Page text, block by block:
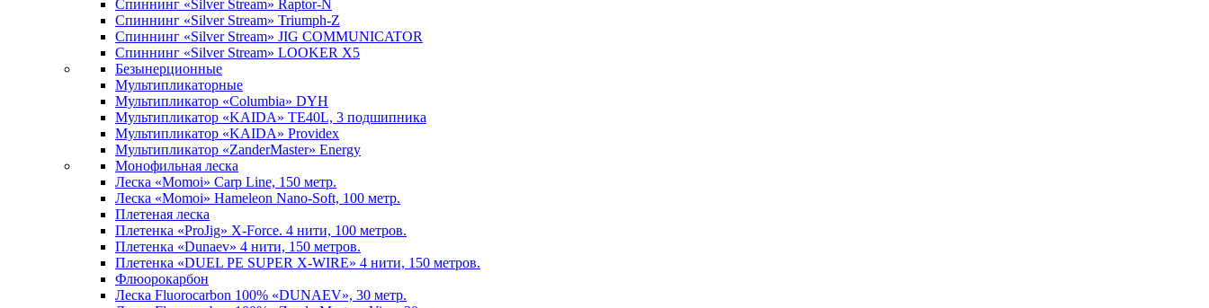
Спиннинг «Silver Stream» Raptor-N
Спиннинг «Silver Stream» Triumph-Z
Спиннинг «Silver Stream» JIG COMMUNICATOR
Спиннинг «Silver Stream» LOOKER X5
Безынерционные
Мультипликаторные
Мультипликатор «Columbia» DYH
Мультипликатор «KAIDA» TE40L, 3 подшипника
Мультипликатор «KAIDA» Providex
Мультипликатор «ZanderMaster» Energy
Монофильная леска
Леска «Momoi» Carp Line, 150 метр.
Леска «Momoi» Hameleon Nano-Soft, 100 метр.
Плетеная леска
Плетенка «ProJig» X-Force. 4 нити, 100 метров.
Плетенка «Dunaev» 4 нити, 150 метров.
Плетенка «DUEL PE SUPER X-WIRE» 4 нити, 150 метров.
Флюорокарбон
Леска Fluorocarbon 100% «DUNAEV», 30 метр.